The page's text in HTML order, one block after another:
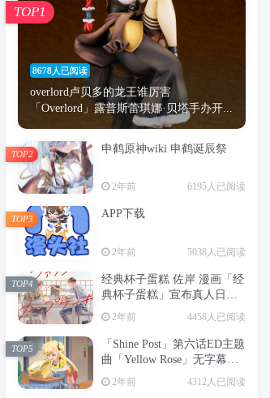
8678人已阅读
overlord卢贝多的龙王谁厉害
「Overlord」露普斯蕾琪娜·贝塔手办开...
TOP1
申鹤原神wiki 申鹤诞辰祭
2年前 6195人已阅读
TOP2
APP下载
2年前 5038人已阅读
TOP3
经典杯子蛋糕 佐岸 漫画「经
典杯子蛋糕」宣布真人日剧
化
2年前 4458人已阅读
TOP4
「Shine Post」第六话ED主题
曲「Yellow Rose」无字幕MV
公开
2年前 4312人已阅读
TOP5
时间 秘密 手机 海贼王
鬼灭 捆绑 萝莉
间谍过家家 忍者 高木
进击的巨人 高岭
8678人已阅读
overlord卢贝多的龙王谁厉害
「Overlord」露普斯蕾琪娜·贝塔手办开...
TOP1
申鹤原神wiki 申鹤诞辰祭
2年前 6195人已阅读
TOP2
APP下载
TOP3